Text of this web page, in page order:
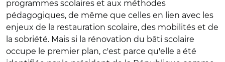
programmes scolaires et aux méthodes
pédagogiques, de même que celles en lien avec les
enjeux de la restauration scolaire, des mobilités et de
la sobriété. Mais si la rénovation du bâti scolaire
occupe le premier plan, c'est parce qu'elle a été